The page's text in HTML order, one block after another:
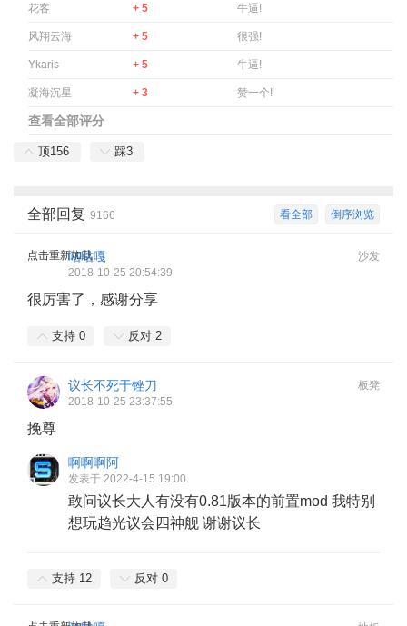
花客 + 5 牛逼!
风翔云海 + 5 很强!
Ykaris + 5 牛逼!
凝海沉星 + 3 赞一个!
查看全部评分
顶156 踩3
倒序浏览
看全部
全部回复 9166
点击重新加载 沙发
咕咕嘎
2018-10-25 20:54:39
很厉害了，感谢分享
支持 0 反对 2
板凳
议长不死于锉刀
2018-10-25 23:37:55
挽尊
啊啊啊阿
发表于 2022-4-15 19:00
敢问议长大人有没有0.81版本的前置mod 我特别
想玩趋光议会四神舰 谢谢议长
支持 12 反对 0